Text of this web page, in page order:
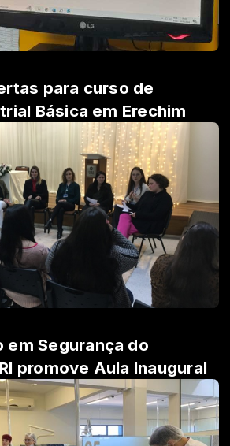
para curso de
Básica em Erechim
em Segurança do
promove Aula Inaugural